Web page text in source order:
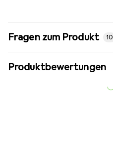
Fragen zum Produkt 10
Produktbewertungen